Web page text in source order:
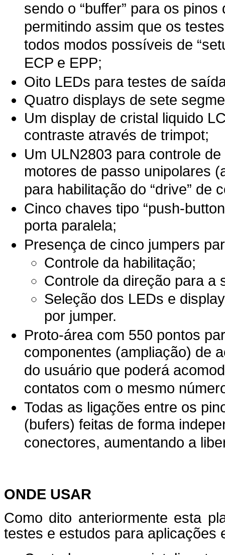
sendo o “buffer” para os
permitindo assim que os
todos modos possíveis de
ECP e EPP;
Oito LEDs para testes de
Quatro displays de sete
Um display de cristal liquido
contraste através de trimpot;
Um ULN2803 para controle
motores de passo unipolares
para habilitação do “drive” de
Cinco chaves tipo “push-
porta paralela;
Presença de cinco jumpers
Controle da habilitação;
Controle da direção para a
Seleção dos LEDs e
por jumper.
Proto-área com 550 pontos
componentes (ampliação) de
do usuário que poderá
contatos com o mesmo
Todas as ligações entre os
(bufers) feitas de forma
conectores, aumentando a
ONDE USAR
Como dito anteriormente esta
testes e estudos para aplicações